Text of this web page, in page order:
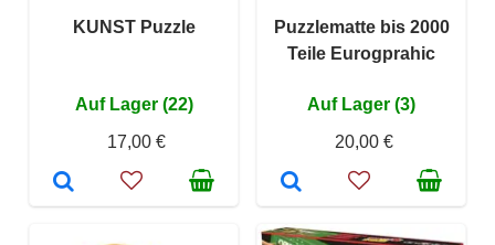
KUNST Puzzle
Auf Lager (22)
17,00 €
Puzzlematte bis 2000
Teile Eurogprahic
Auf Lager (3)
20,00 €